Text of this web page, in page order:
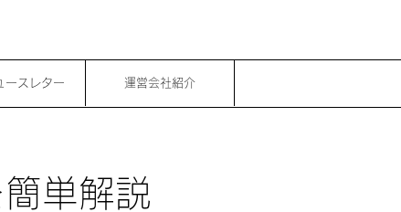
ースレター 運営会社紹介
単解説